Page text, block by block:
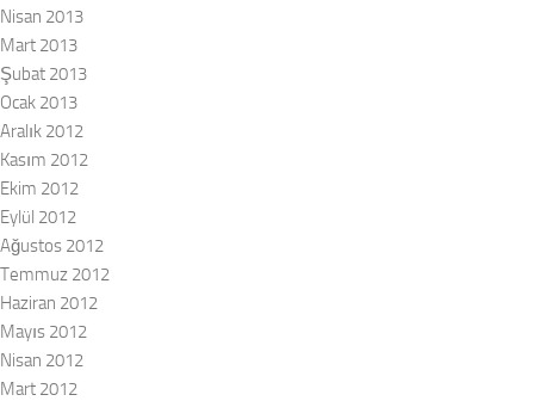
Nisan 2013
Mart 2013
Şubat 2013
Ocak 2013
Aralık 2012
Kasım 2012
Ekim 2012
Eylül 2012
Ağustos 2012
Temmuz 2012
Haziran 2012
Mayıs 2012
Nisan 2012
Mart 2012